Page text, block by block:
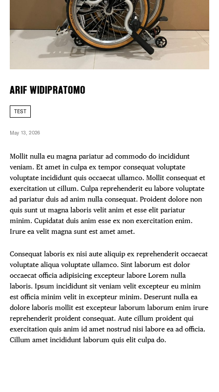
FREE
THE
FACEBOOK
INSTAGRAM
ARIF WIDIPRATOMO
TEST
May 13, 2026
Mollit nulla eu magna pariatur ad commodo do incididunt
veniam. Et amet in culpa ex tempor consequat voluptate
voluptate incididunt quis occaecat ullamco. Mollit consequat et
exercitation ut cillum. Culpa reprehenderit eu labore voluptate
ad pariatur duis ad anim nulla consequat. Proident dolore non
quis sunt ut magna laboris velit anim et esse elit pariatur
minim. Cupidatat duis anim esse ex non exercitation enim.
Irure ea velit magna sunt est amet amet.
Consequat laboris ex nisi aute aliquip ex reprehenderit occaecat
voluptate aliqua voluptate ullamco. Sint laborum est dolor
occaecat officia adipisicing excepteur labore Lorem nulla
laboris. Ipsum incididunt sit veniam velit excepteur eu minim
est officia minim velit in excepteur minim. Deserunt nulla ea
dolore laboris mollit est excepteur laborum laborum enim irure
reprehenderit proident consequat. Aute cillum proident qui
exercitation quis anim id amet nostrud nisi labore ea ad officia.
Cillum amet incididunt laborum quis elit culpa do.